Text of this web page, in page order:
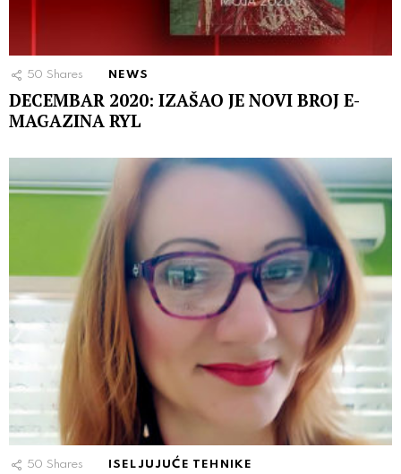
50 Shares NEWS
DECEMBAR 2020: IZAŠAO JE NOVI BROJ E-
MAGAZINA RYL
50 Shares ISELJUJUĆE TEHNIKE